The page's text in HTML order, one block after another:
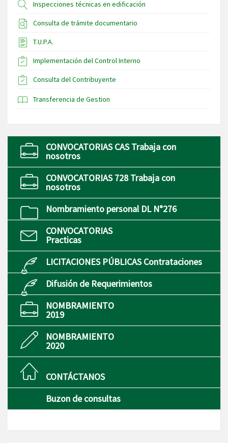
Inspecciones técnicas en edificación
Consulta de trámite documentario
T.U.P.A.
Implementación del Control Interno
Consulta del Contribuyente
Transferencia de Gestion
CONVOCATORIAS CAS Trabaja con
nosotros
CONVOCATORIAS 728 Trabaja con
nosotros
Nombramiento personal DL N°276
CONVOCATORIAS
Practicas
LICITACIONES PÚBLICAS Contrataciones
Difusión de Requerimientos
NOMBRAMIENTO
2019
NOMBRAMIENTO
2020
CONTÁCTANOS
Buzon de consultas